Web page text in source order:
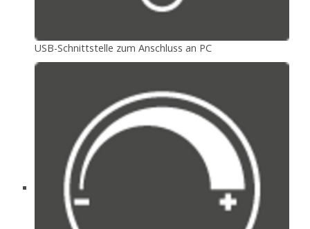
USB-Schnittstelle zum Anschluss an PC